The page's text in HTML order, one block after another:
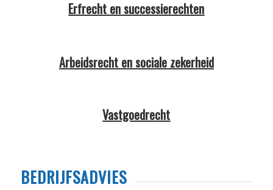
Erfrecht en successierechten
Arbeidsrecht en sociale zekerheid
Vastgoedrecht
BEDRIJFSADVIES